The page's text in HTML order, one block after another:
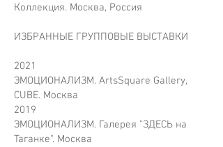
Коллекция. Москва, Россия
ИЗБРАННЫЕ ГРУППОВЫЕ ВЫСТАВКИ
2021
ЭМОЦИОНАЛИЗМ. ArtsSquare Gallery,
CUBE. Москва
2019
ЭМОЦИОНАЛИЗМ. Галерея "ЗДЕСЬ на
Таганке". Москва